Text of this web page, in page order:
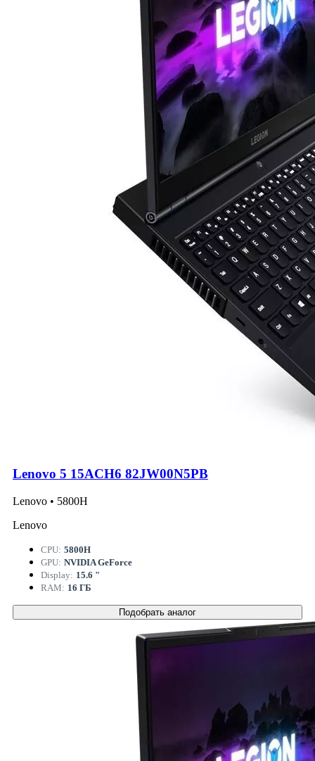
Lenovo 5 15ACH6 82JW00N5PB
Lenovo • 5800H
Lenovo
CPU: 5800H
GPU: NVIDIA GeForce
Display: 15.6 "
RAM: 16 ГБ
Подобрать аналог